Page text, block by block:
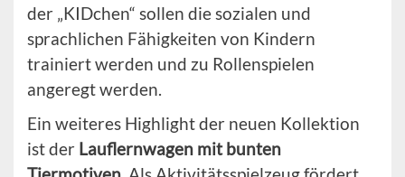
der „KIDchen“ sollen die sozialen und
sprachlichen Fähigkeiten von Kindern
trainiert werden und zu Rollenspielen
angeregt werden.
Ein weiteres Highlight der neuen Kollektion
ist der Lauflernwagen mit bunten